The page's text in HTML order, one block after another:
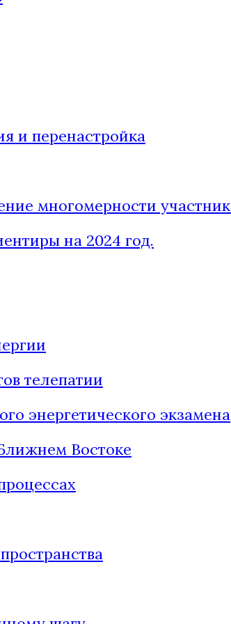
и перенастройка
многомерности
на 2024 год.
телепатии
энергетического экзамена
Востоке